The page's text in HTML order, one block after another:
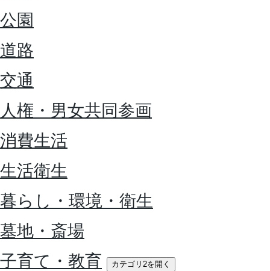
公園
道路
交通
人権・男女共同参画
消費生活
生活衛生
暮らし・環境・衛生
墓地・斎場
子育て・教育
カテゴリ2を開く